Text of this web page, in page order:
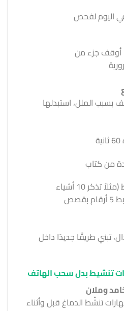
في اليوم لفحص
أوقف جزء من
بسبب الملل، استبدلها
من كتاب
تمرين ذهني بسيط (مثلاً تذكر 10 أشياء
بنفس الحرف، أو ربط 5 أرقام بقصص
تبني طريقًا جديدًا داخل
وملان
تنشّط الدماغ قبل وأثناء